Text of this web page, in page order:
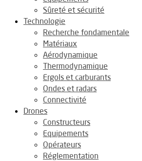
Sûreté et sécurité
Technologie
Recherche fondamentale
Matériaux
Aérodynamique
Thermodynamique
Ergols et carburants
Ondes et radars
Connectivité
Drones
Constructeurs
Equipements
Opérateurs
Réglementation